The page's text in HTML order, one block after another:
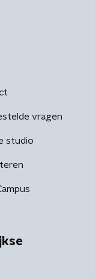
vragen
studio